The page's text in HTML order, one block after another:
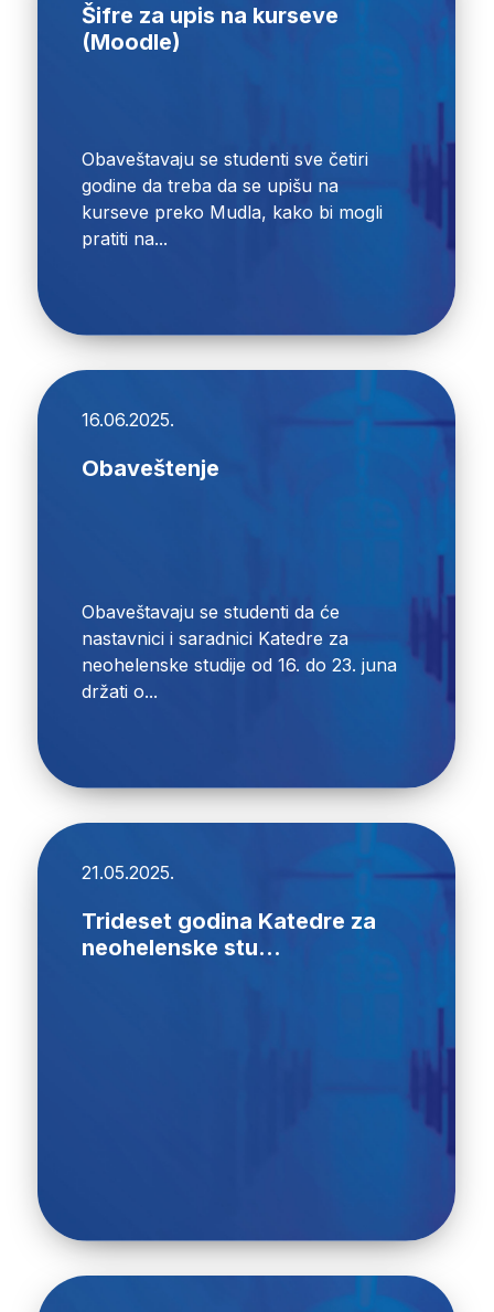
Šifre za upis na kurseve
(Moodle)
Obaveštavaju se studenti sve četiri
godine da treba da se upišu na
kurseve preko Mudla, kako bi mogli
pratiti na...
16.06.2025.
Obaveštenje
Obaveštavaju se studenti da će
nastavnici i saradnici Katedre za
neohelenske studije od 16. do 23. juna
držati o...
21.05.2025.
Trideset godina Katedre za
neohelenske stu...